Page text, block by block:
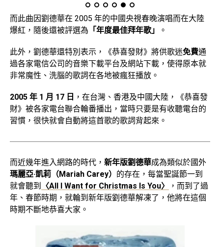
而此曲因劉德華在 2005 年的中國央視春晚演唱而在大陸
爆紅，隨後還被評選為 「年度最佳拜年歌」 。
此外，劉德華還特別表示，《恭喜發財》將供歌迷免費通
過各家電信公司的音樂下載平台及網站下載，使得原本就
非常魔性、洗腦的歌詞在各地被瘋狂播放。
2005 年 1 月 17 日 ，在台灣、香港及中國大陸，《恭喜發
財》被各家電台聯合輪番播出，當時只要是有收聽電台的
習慣，很快就會自動將這首歌的歌詞背起來。
而近幾年進入網路的時代， 新年版劉德華成為類似於國外
瑪麗亞·凱莉（Mariah Carey） 的存在，每當聖誕節一到
就會聽到
〈All I Want for Christmas Is You〉
，而到了過
年、春節時期，就輪到新年版劉德華解凍了，他將在這個
時期不斷地恭喜大家。